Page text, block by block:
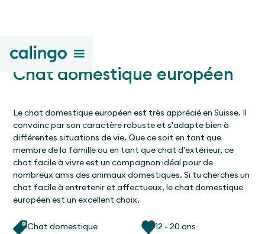
Chat domestique européen
Le chat domestique européen est très apprécié en Suisse. Il
convainc par son caractère robuste et s'adapte bien à
différentes situations de vie. Que ce soit en tant que
membre de la famille ou en tant que chat d'extérieur, ce
chat facile à vivre est un compagnon idéal pour de
nombreux amis des animaux domestiques. Si tu cherches un
chat facile à entretenir et affectueux, le chat domestique
européen est un excellent choix.
Chat domestique
12 - 20 ans